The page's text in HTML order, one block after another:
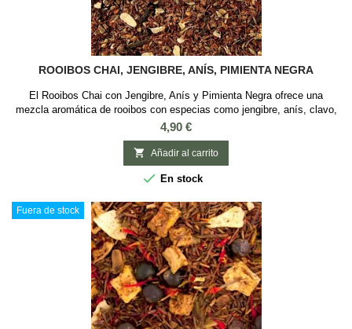
ROOIBOS CHAI, JENGIBRE, ANÍS, PIMIENTA NEGRA
El Rooibos Chai con Jengibre, Anís y Pimienta Negra ofrece una
mezcla aromática de rooibos con especias como jengibre, anís, clavo,
pimienta negra y cardamomo. Esta infusió de rooibos es ideal para los
amantes de los sabores intensos y especiados, proporcionando una
bebida sin teïna que se puede disfrutar a cualquier hora del día.
Descubre este fantástico...
Precio
4,90 €
 Añadir al carrito
 En stock
Fuera de stock